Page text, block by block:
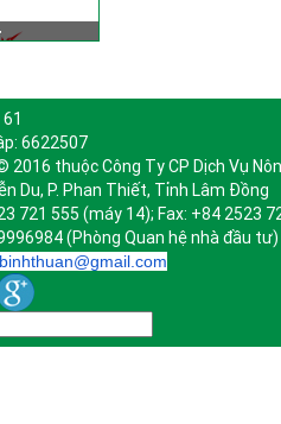
6622507
2016 thuộc Công Ty CP Dịch Vụ
Du, P. Phan Thiết, Tỉnh Lâm Đồng
721 555 (máy 14); Fax: +84 2523
(Phòng Quan hệ nhà đầu tư)